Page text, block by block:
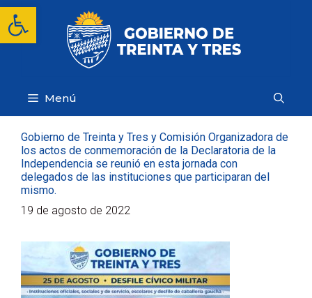
Abrir barra de herramientas
Saltar
contenido
Menú
Gobierno de Treinta y Tres y Comisión Organizadora de
los actos de conmemoración de la Declaratoria de la
Independencia se reunió en esta jornada con
delegados de las instituciones que participaran del
mismo.
19 de agosto de 2022